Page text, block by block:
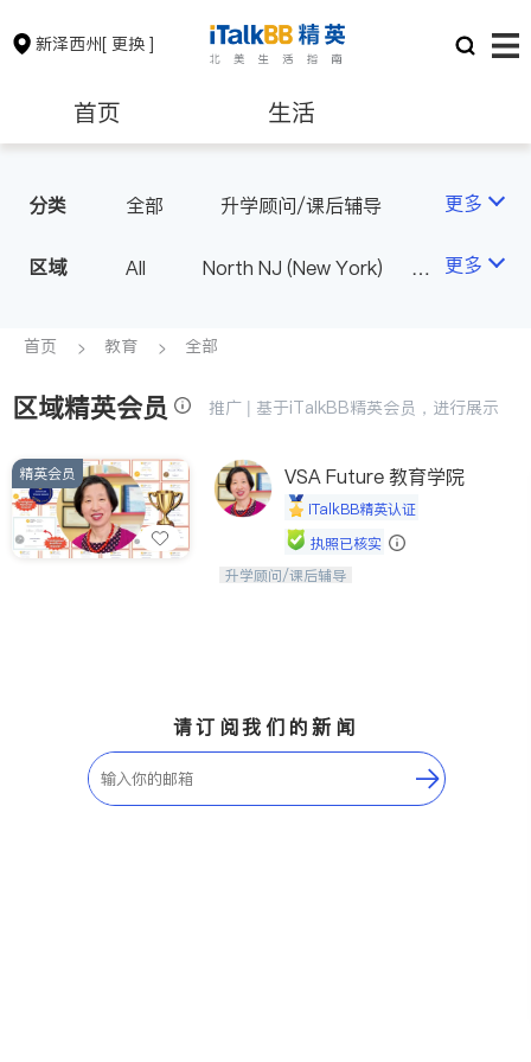
新泽西州[ 更换 ]
首页 生活
保险理财 房地产租售
银行贷款
建筑装修 教育
养老 非盈利组织
分类 全部 升学顾问/课后辅导 更多
区域 All
North NJ (New York)
更多
首页 教育 全部
区域精英会员 推广 | 基于iTalkBB精英会员，进行展示
精英会员 VSA Future 教育学院
iTalkBB精英认证
执照已核实
孩子美好的未来始于早期能力的培养，
升学顾问/课后辅导
请订阅我们的新闻